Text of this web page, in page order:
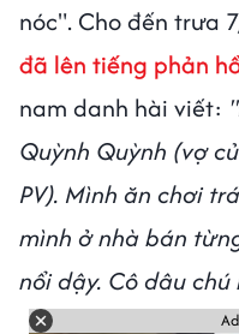
nóc". Cho đến trưa
đã lên tiếng phản
nam danh hài viết:
Quỳnh Quỳnh (vợ
PV). Mình ăn chơi
mình ở nhà bán
nổi dậy. Cô dâu